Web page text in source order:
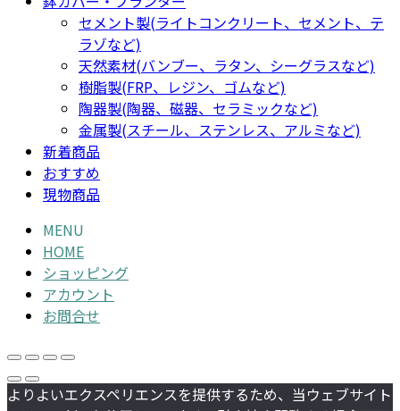
セメント製(ライトコンクリート、セメント、テ
ラゾなど)
天然素材(バンブー、ラタン、シーグラスなど)
樹脂製(FRP、レジン、ゴムなど)
陶器製(陶器、磁器、セラミックなど)
金属製(スチール、ステンレス、アルミなど)
新着商品
おすすめ
現物商品
MENU
HOME
ショッピング
アカウント
お問合せ
よりよいエクスペリエンスを提供するため、当ウェブサイト